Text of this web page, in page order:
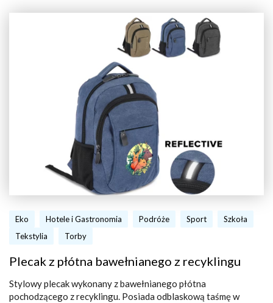
Eko Hotele i Gastronomia Podróże Sport
Szkoła
Tekstylia
Torby
Plecak z płótna bawełnianego z recyklingu
Stylowy plecak wykonany z bawełnianego płótna
pochodzącego z recyklingu. Posiada odblaskową taśmę w